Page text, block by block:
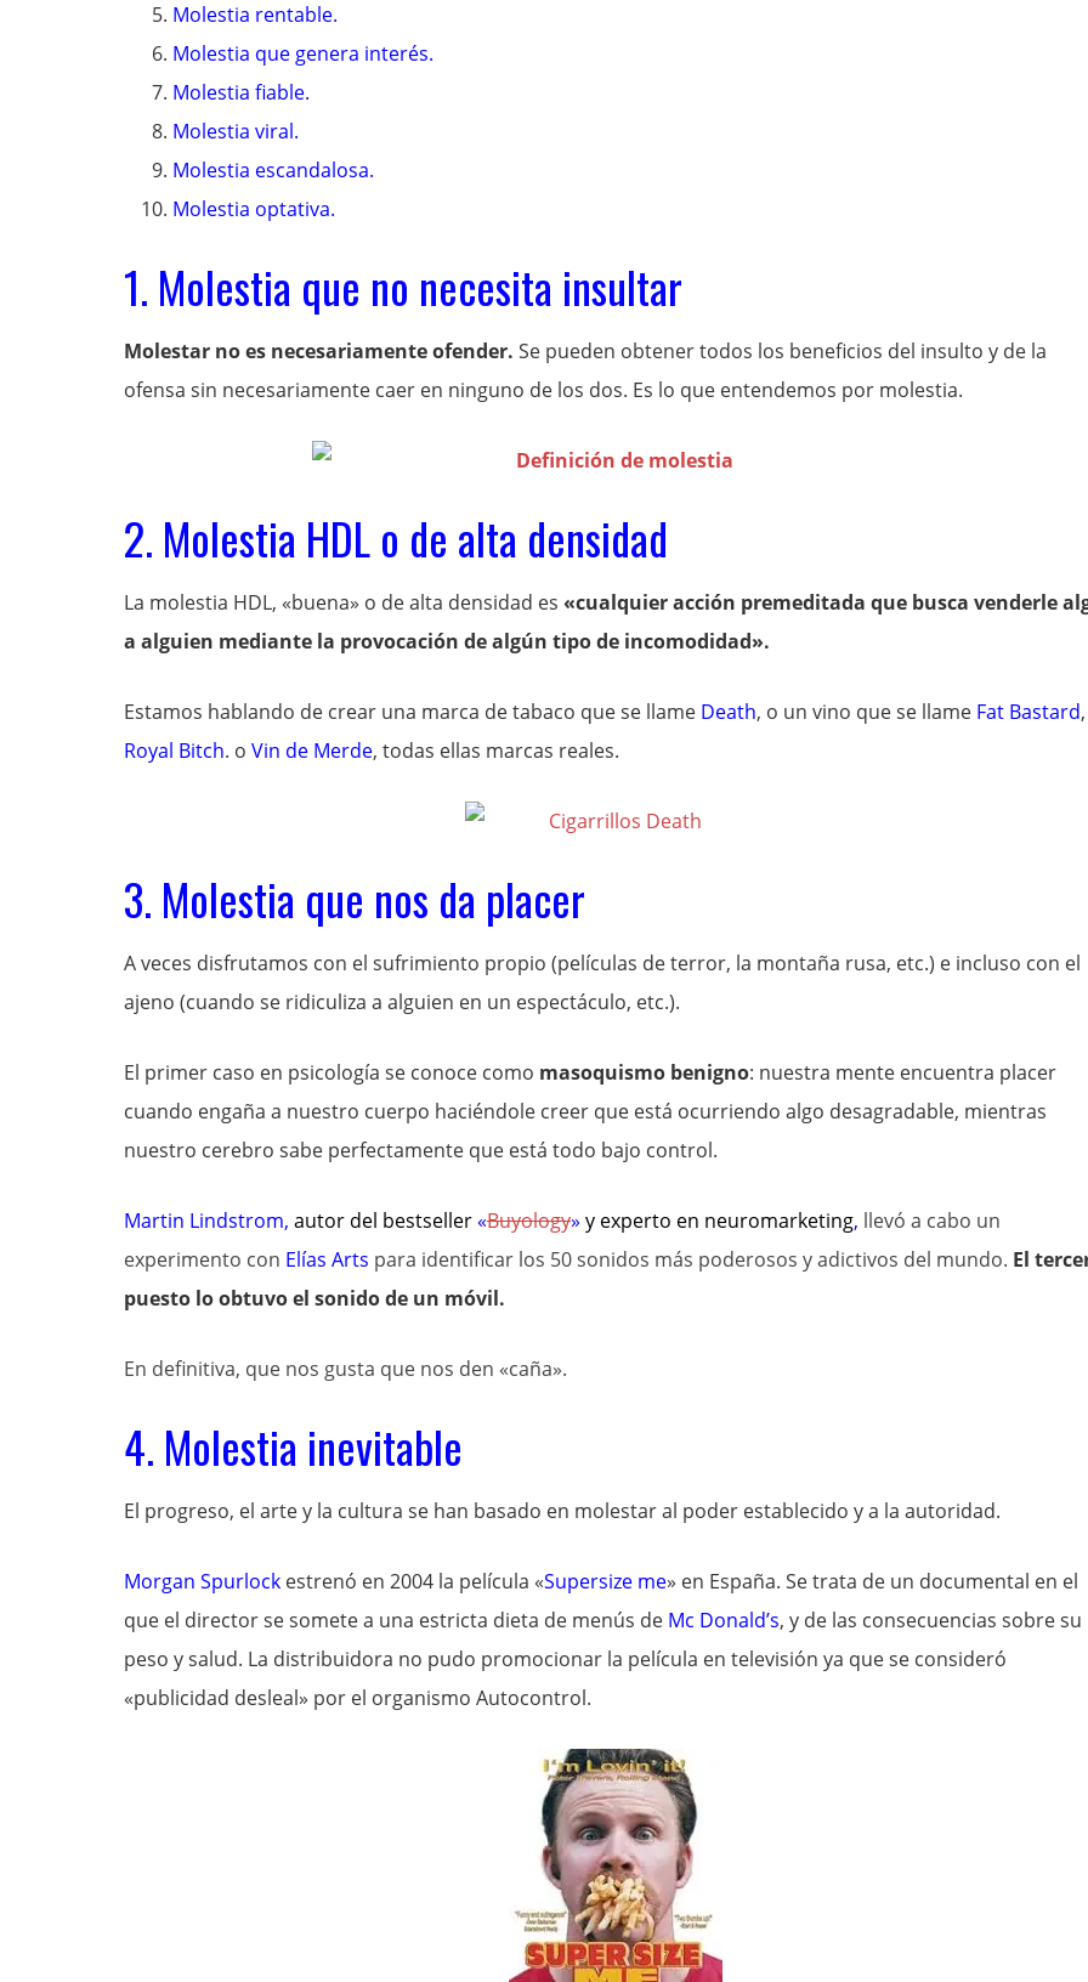
Molestia rentable.
Molestia que genera interés.
Molestia fiable.
Molestia viral.
Molestia escandalosa.
Molestia optativa.
1. Molestia que no necesita insultar
Molestar no es necesariamente ofender. Se pueden obtener todos los beneficios del insulto y de la
ofensa sin necesariamente caer en ninguno de los dos. Es lo que entendemos por molestia.
2. Molestia HDL o de alta densidad
La molestia HDL, «buena» o de alta densidad es «cualquier acción premeditada que busca venderle
a alguien mediante la provocación de algún tipo de incomodidad».
Estamos hablando de crear una marca de tabaco que se llame Death, o un vino que se llame Fat Bastard
Royal Bitch. o Vin de Merde, todas ellas marcas reales.
3. Molestia que nos da placer
A veces disfrutamos con el sufrimiento propio (películas de terror, la montaña rusa, etc.) e incluso con el
ajeno (cuando se ridiculiza a alguien en un espectáculo, etc.).
El primer caso en psicología se conoce como masoquismo benigno: nuestra mente encuentra placer
cuando engaña a nuestro cuerpo haciéndole creer que está ocurriendo algo desagradable, mientras
nuestro cerebro sabe perfectamente que está todo bajo control.
Martin Lindstrom, autor del bestseller«Buyology» y experto en neuromarketing, llevó a cabo un
experimento con Elías Arts para identificar los 50 sonidos más poderosos y adictivos del mundo. El
puesto lo obtuvo el sonido de un móvil.
En definitiva, que nos gusta que nos den «caña».
4. Molestia inevitable
El progreso, el arte y la cultura se han basado en molestar al poder establecido y a la autoridad.
Morgan Spurlock estrenó en 2004 la película «Supersize me» en España. Se trata de un documental en el
que el director se somete a una estricta dieta de menús de Mc Donald’s, y de las consecuencias sobre su
peso y salud. La distribuidora no pudo promocionar la película en televisión ya que se consideró
«publicidad desleal» por el organismo Autocontrol.